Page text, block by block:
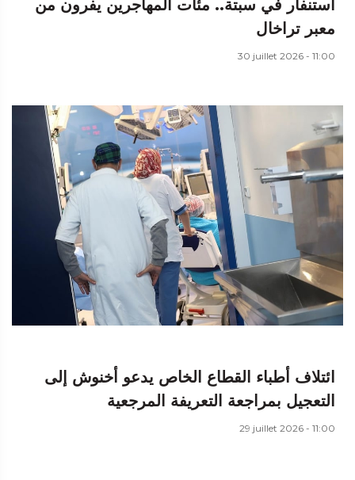
استنفار في سبتة.. مئات المهاجرين يفرون من
معبر تراخال
30 juillet 2026 - 11:00
ائتلاف أطباء القطاع الخاص يدعو أخنوش إلى
التعجيل بمراجعة التعريفة المرجعية
29 juillet 2026 - 11:00